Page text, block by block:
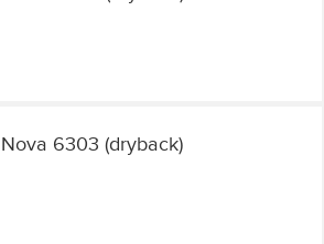
Nova 6303 (dryback)